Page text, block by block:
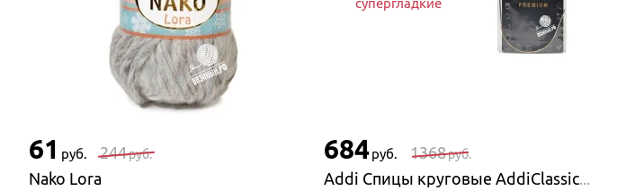
61 руб. 244руб.
Nako Lora
супергладкие
684 руб. 1368руб.
Addi Спицы круговые AddiClassic супергладкие